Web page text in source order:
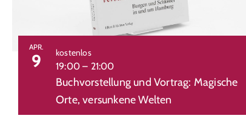
APR.
9
Buchvorstellung und Vortrag: Magische
Orte, versunkene Welten
19:00– 21:00
kostenlos